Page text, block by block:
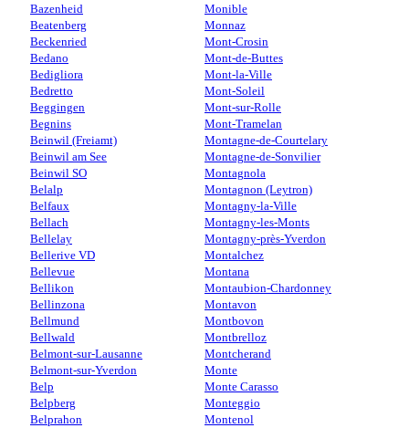
Bazenheid
Beatenberg
Beckenried
Bedano
Bedigliora
Bedretto
Beggingen
Begnins
Beinwil (Freiamt)
Beinwil am See
Beinwil SO
Belalp
Belfaux
Bellach
Bellelay
Bellerive VD
Bellevue
Bellikon
Bellinzona
Bellmund
Bellwald
Belmont-sur-Lausanne
Belmont-sur-Yverdon
Belp
Belpberg
Belprahon
Monible
Monnaz
Mont-Crosin
Mont-de-Buttes
Mont-la-Ville
Mont-Soleil
Mont-sur-Rolle
Mont-Tramelan
Montagne-de-Courtelary
Montagne-de-Sonvilier
Montagnola
Montagnon (Leytron)
Montagny-la-Ville
Montagny-les-Monts
Montagny-près-Yverdon
Montalchez
Montana
Montaubion-Chardonney
Montavon
Montbovon
Montbrelloz
Montcherand
Monte
Monte Carasso
Monteggio
Montenol